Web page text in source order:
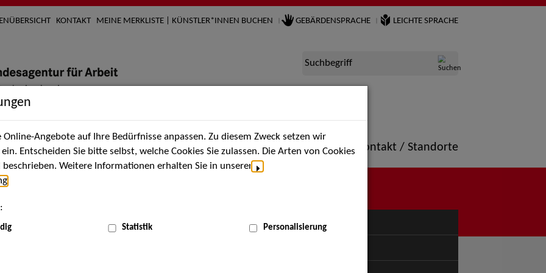
KONTAKT MEINE MERKLISTE | KÜNSTLER*INNEN BUCHEN GEBÄRDENSPRACHE LEICHTE SPRACHE
Suchbegriff
Künstler*innen Über uns Aktuelles Termine Portfolio Kontakt / Standorte
MENÜ
Angebote auf Ihre Bedürfnisse anpassen. Zu diesem Zweck setzen wir
Entscheiden Sie bitte selbst, welche Cookies Sie zulassen. Die Arten von Cookies
Weitere Informationen erhalten Sie in unserer
Statistik Personalisierung